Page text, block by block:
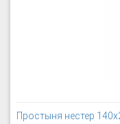
Простыня нестер